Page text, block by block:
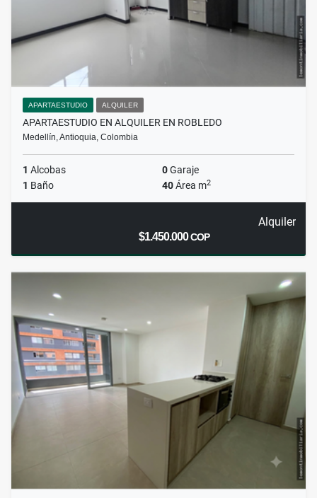
APARTAESTUDIO ALQUILER
APARTAESTUDIO EN ALQUILER EN ROBLEDO
Medellín, Antioquia, Colombia
1 Alcobas 0Garaje
1 Baño 40Área m2
Alquiler
$1.450.000COP